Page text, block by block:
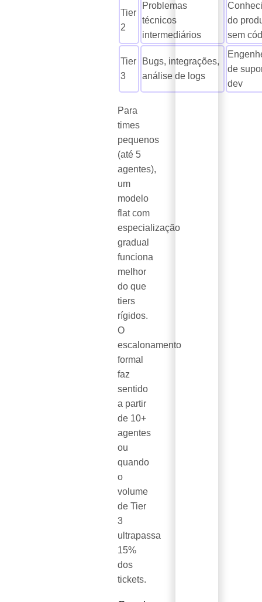
Tier
2
Problemas
técnicos
intermediários
do
sem
Tier
3
Bugs, integrações,
análise de logs
de
dev
Para
times
pequenos
(até 5
agentes),
um
modelo
flat com
especialização
gradual
funciona
melhor
do que
tiers
rígidos.
O
escalonamento
formal
faz
sentido
a partir
de 10+
agentes
ou
quando
o
volume
de Tier
3
ultrapassa
15%
dos
tickets.